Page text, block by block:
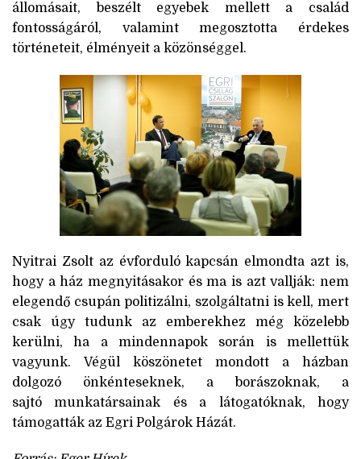
állomásait, beszélt egyebek mellett a család
fontosságáról, valamint megosztotta érdekes
történeteit, élményeit a közönséggel.
Nyitrai Zsolt az évforduló kapcsán elmondta azt is,
hogy a ház megnyitásakor és ma is azt vallják: nem
elegendő csupán politizálni, szolgáltatni is kell, mert
csak úgy tudunk az emberekhez még közelebb
kerülni, ha a mindennapok során is mellettük
vagyunk. Végül köszönetet mondott a házban
dolgozó önkénteseknek, a borászoknak, a
sajtó munkatársainak és a látogatóknak, hogy
támogatták az Egri Polgárok Házát.